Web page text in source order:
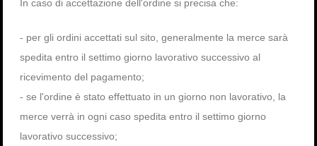
In caso di accettazione dell'ordine si precisa che:
- per gli ordini accettati sul sito, generalmente la merce sarà
spedita entro il settimo giorno lavorativo successivo al
ricevimento del pagamento;
- se l'ordine è stato effettuato in un giorno non lavorativo, la
merce verrà in ogni caso spedita entro il settimo giorno
lavorativo successivo;